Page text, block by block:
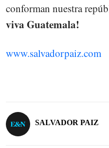
conforman nuestra
viva Guatemala!
www.salvadorpaiz.com
SALVADOR PAIZ